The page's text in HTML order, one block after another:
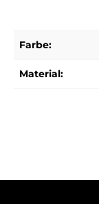
Farbe:
Material: